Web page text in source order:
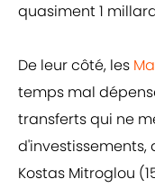
quasiment 1
De leur côté, les
temps mal
transferts qui ne
d'investissements,
Kostas Mitroglou